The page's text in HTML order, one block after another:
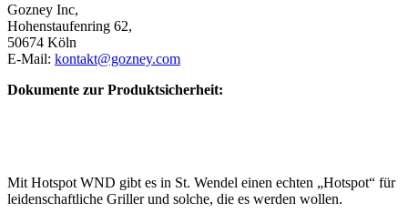
Gozney Inc,
Hohenstaufenring 62,
50674 Köln
E-Mail: kontakt@gozney.com
Dokumente zur Produktsicherheit:
Mit Hotspot WND gibt es in St. Wendel einen echten „Hotspot“ für
leidenschaftliche Griller und solche, die es werden wollen.